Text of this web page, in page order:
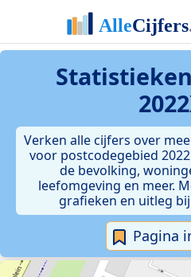
Verken alle cijfers over
voor postcodegebied
de bevolking,
leefomgeving en meer.
grafieken en uitleg
Pagina